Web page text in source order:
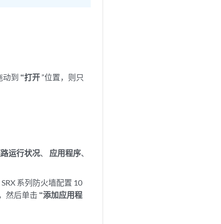
到 “打开 ”位置，则只
运行状况、 应用程序、
系列防火墙配置 10
然后单击 “添加应用程